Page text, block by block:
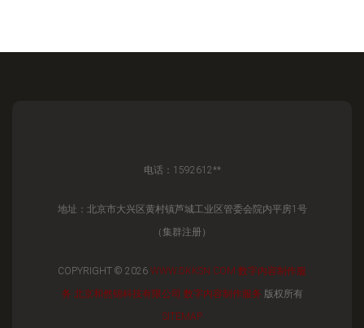
电话：1592612**
地址：北京市大兴区黄村镇芦城工业区管委会院内平房1号
（集群注册）
COPYRIGHT © 2026 WWW.DKKSN.COM 数字内容制作服
务 北京和然锦科技有限公司 数字内容制作服务 版权所有
SITEMAP